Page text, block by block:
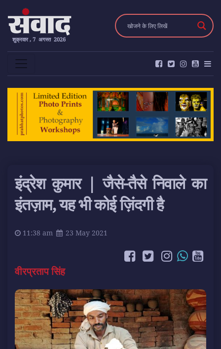
शुक्रवार , 7 अगस्त 2026
इंद्रेश कुमार | जैसे-तैसे निवाले का
इंतज़ाम, यह भी कोई ज़िंदगी है
11:38 am 23 May 2021
वीरप्रताप सिंह